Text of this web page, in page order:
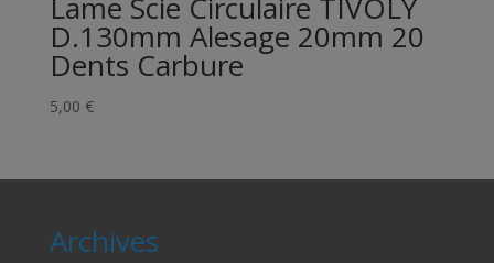
D.130mm Alesage 20mm 20
Dents Carbure
5,00 €
Archives